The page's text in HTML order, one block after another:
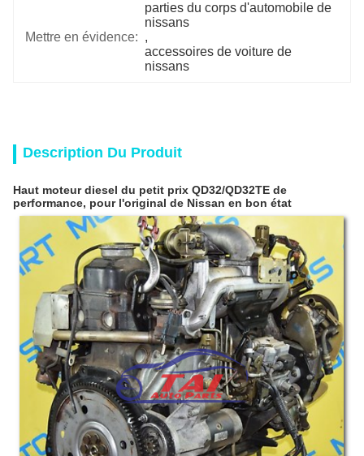
Mettre en évidence:
parties du corps d'automobile de
nissans
,
accessoires de voiture de
nissans
Description Du Produit
Haut moteur diesel du petit prix QD32/QD32TE de
performance, pour l'original de Nissan en bon état